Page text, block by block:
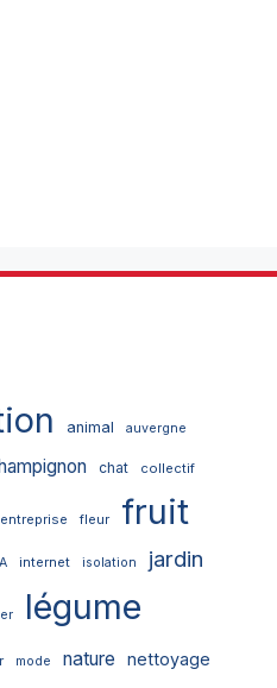
animal auvergne
chat collectif
entreprise fleur fruit
internet isolation jardin
légume
mode nature nettoyage